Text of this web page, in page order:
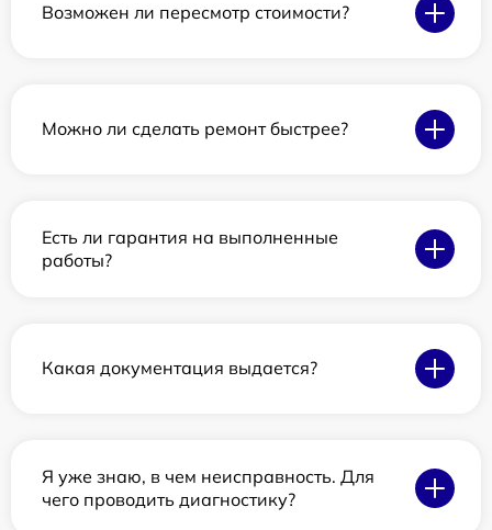
Возможен ли пересмотр стоимости?
Можно ли сделать ремонт быстрее?
Есть ли гарантия на выполненные
работы?
Какая документация выдается?
Я уже знаю, в чем неисправность. Для
чего проводить диагностику?